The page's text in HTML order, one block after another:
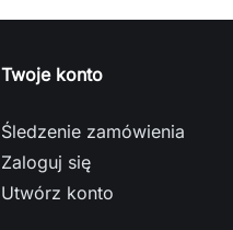
Twoje konto
Śledzenie zamówienia
Zaloguj się
Utwórz konto